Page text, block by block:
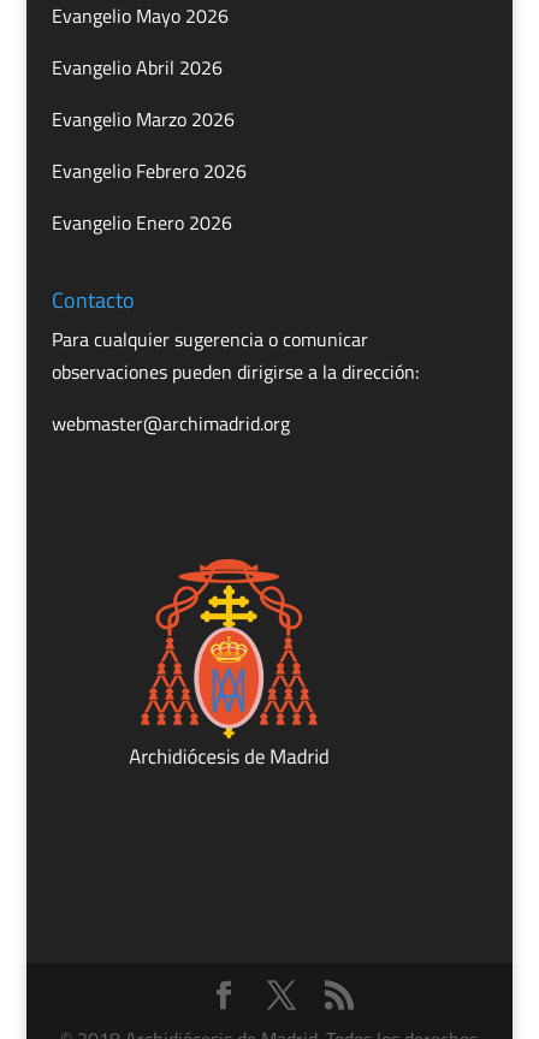
Evangelio Mayo 2026
Evangelio Abril 2026
Evangelio Marzo 2026
Evangelio Febrero 2026
Evangelio Enero 2026
Contacto
Para cualquier sugerencia o comunicar
observaciones pueden dirigirse a la dirección:
webmaster@archimadrid.org